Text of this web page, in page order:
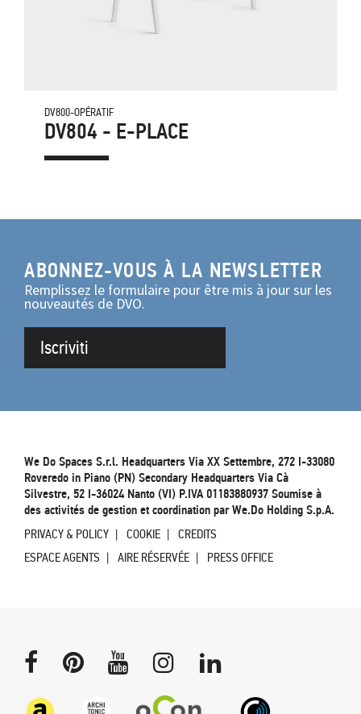
DV800-OPÉRATIF
DV804 - E-PLACE
ABONNEZ-VOUS À LA NEWSLETTER
Remplissez le formulaire pour être mis à jour sur les
nouveautés de DVO.
Iscriviti
We Do Spaces S.r.l. Headquarters Via XX Settembre, 272 I-33080
Roveredo in Piano (PN) Secondary Headquarters Via Cà
Silvestre, 52 I-36024 Nanto (VI) P.IVA 01183880937 Soumise à
des activités de gestion et coordination par We.Do Holding S.p.A.
PRIVACY & POLICY COOKIE
CREDITS
ESPACE AGENTS
AIRE RÉSERVÉE PRESS OFFICE